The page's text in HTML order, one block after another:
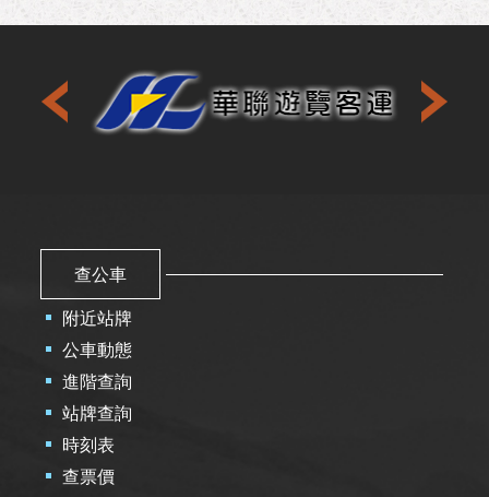
查公車
附近站牌
公車動態
進階查詢
站牌查詢
時刻表
查票價